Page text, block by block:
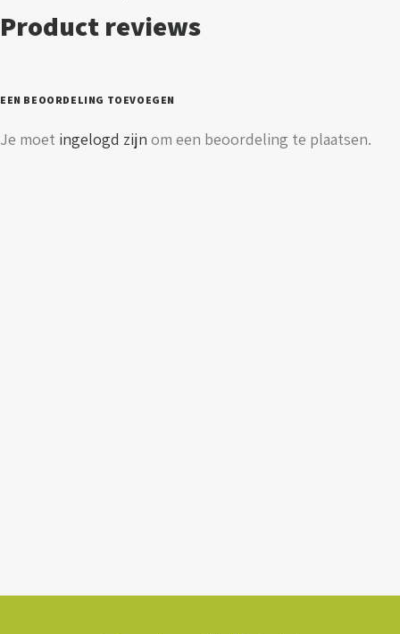
Product reviews
EEN BEOORDELING TOEVOEGEN
Je moet ingelogd zijn om een beoordeling te plaatsen.